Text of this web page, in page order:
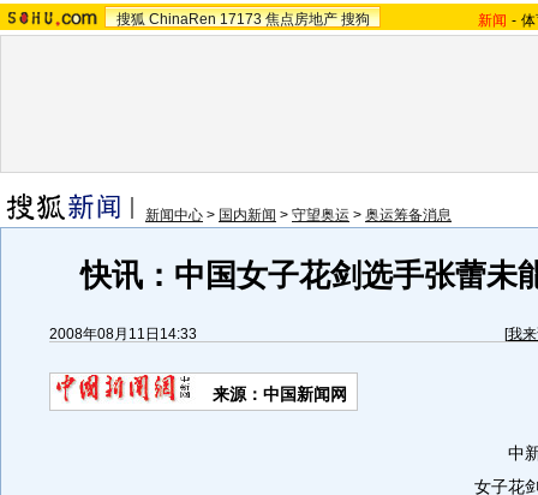
搜狐 ChinaRen 17173 焦点房地产 搜狗 新闻 -
新闻中心 > 国内新闻 > 守望奥运 > 奥运筹备消息
快讯：中国女子花剑选手张蕾未
2008年08月11日14:33 [我
来源：中国新闻网
中新
女子花